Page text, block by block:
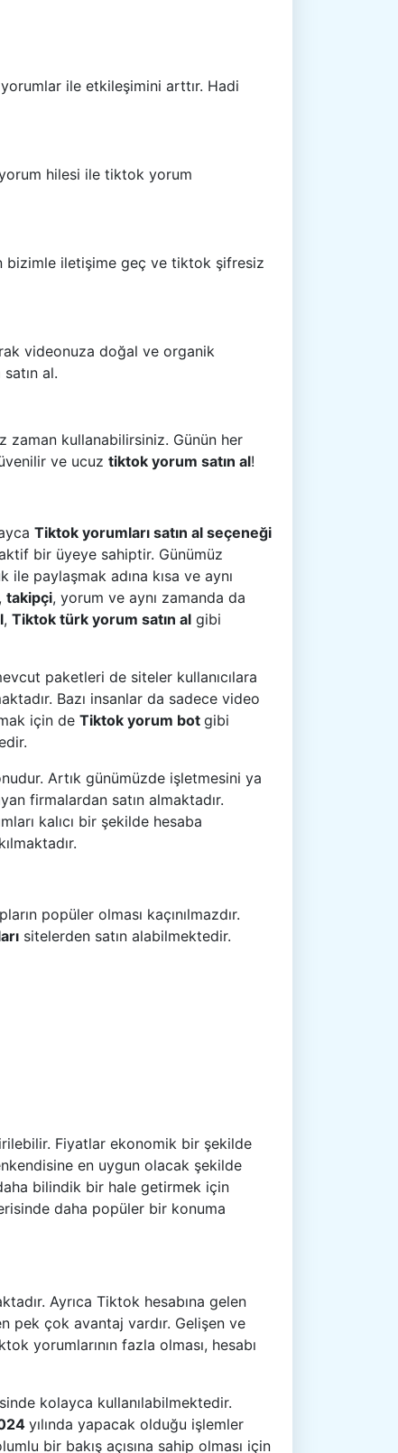
ile etkileşimini arttır. Hadi
hilesi ile tiktok yorum
bizimle iletişime geç ve tiktok şifresiz
videonuza doğal ve organik
al.
kullanabilirsiniz. Günün her
ve ucuz tiktok yorum satın al!
Tiktok yorumları satın al seçeneği
bir üyeye sahiptir. Günümüz
paylaşmak adına kısa ve aynı
takipçi, yorum ve aynı zamanda da
, Tiktok türk yorum satın al gibi
paketleri de siteler kullanıcılara
Bazı insanlar da sadece video
için de Tiktok yorum bot gibi
Artık günümüzde işletmesini ya
firmalardan satın almaktadır.
kalıcı bir şekilde hesaba
popüler olması kaçınılmazdır.
sitelerden satın alabilmektedir.
Fiyatlar ekonomik bir şekilde
en uygun olacak şekilde
bilindik bir hale getirmek için
daha popüler bir konuma
Ayrıca Tiktok hesabına gelen
pek çok avantaj vardır. Gelişen ve
yorumlarının fazla olması, hesabı
kolayca kullanılabilmektedir.
yılında yapacak olduğu işlemler
bir bakış açısına sahip olması için